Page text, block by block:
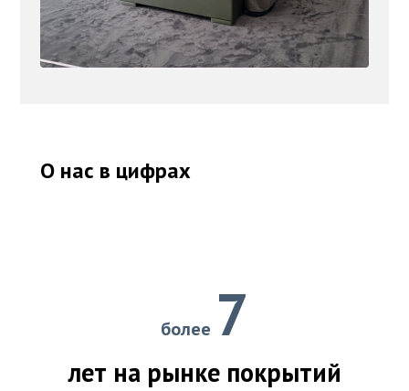
О нас в цифрах
более 7
лет на рынке покрытий